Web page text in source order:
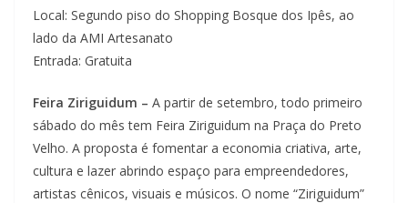
Local: Segundo piso do Shopping Bosque dos Ipês, ao
lado da AMI Artesanato
Entrada: Gratuita
Feira Ziriguidum – A partir de setembro, todo primeiro
sábado do mês tem Feira Ziriguidum na Praça do Preto
Velho. A proposta é fomentar a economia criativa, arte,
cultura e lazer abrindo espaço para empreendedores,
artistas cênicos, visuais e músicos. O nome “Ziriguidum”